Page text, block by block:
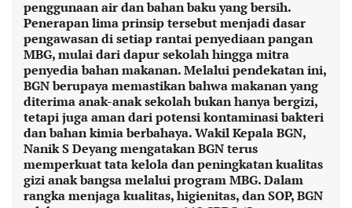
penggunaan air dan bahan baku yang bersih.
Penerapan lima prinsip tersebut menjadi dasar
pengawasan di setiap rantai penyediaan pangan
MBG, mulai dari dapur sekolah hingga mitra
penyedia bahan makanan. Melalui pendekatan ini,
BGN berupaya memastikan bahwa makanan yang
diterima anak-anak sekolah bukan hanya bergizi,
tetapi juga aman dari potensi kontaminasi bakteri
dan bahan kimia berbahaya. Wakil Kepala BGN,
Nanik S Deyang mengatakan BGN terus
memperkuat tata kelola dan peningkatan kualitas
gizi anak bangsa melalui program MBG. Dalam
rangka menjaga kualitas, higienitas, dan SOP, BGN